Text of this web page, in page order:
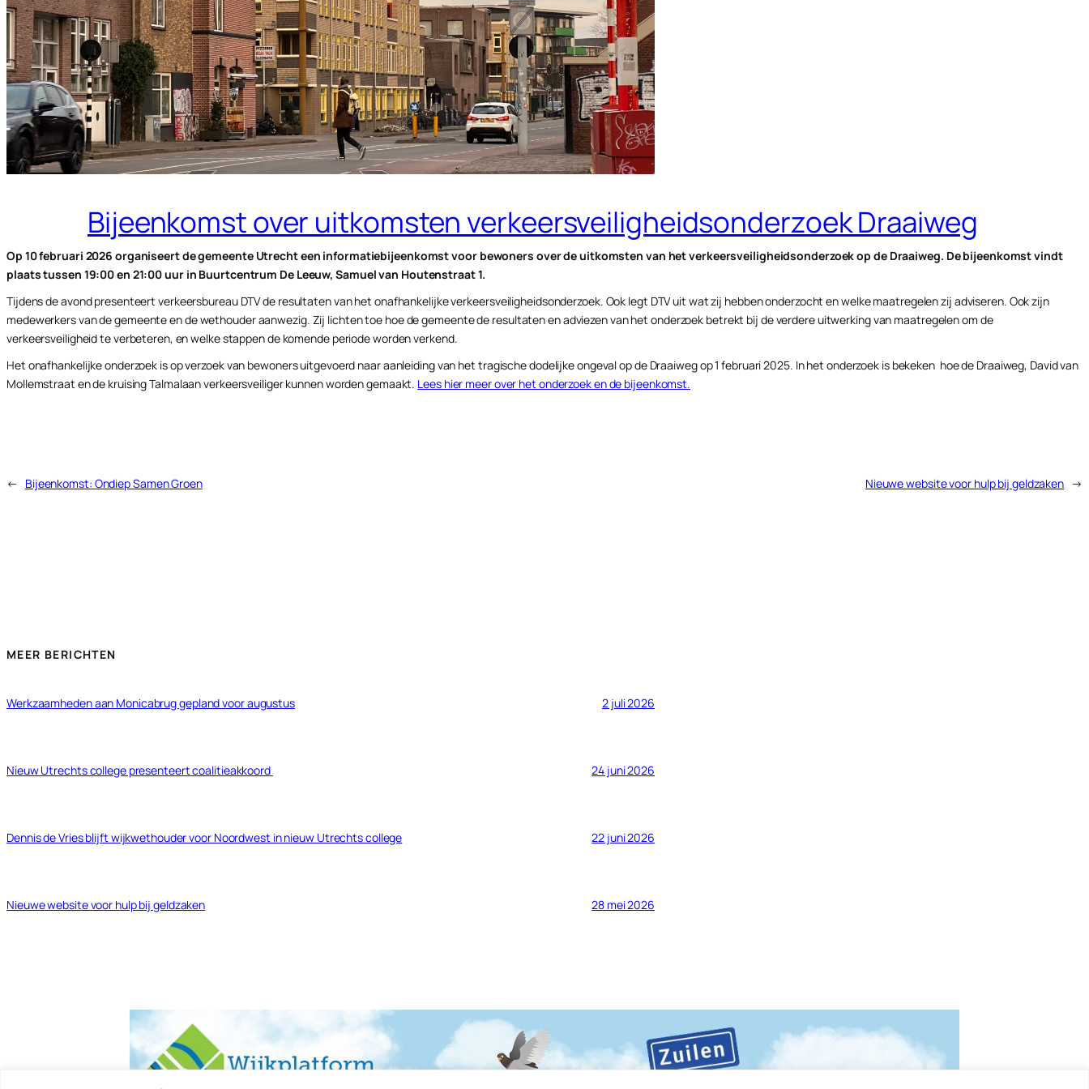
Bijeenkomst over uitkomsten verkeersveiligheidsonderzoek Draaiweg
Op 10 februari 2026 organiseert de gemeente Utrecht een informatiebijeenkomst voor bewoners over de uitkomsten van het verkeersveiligheidsonderzoek op de Draaiweg. De bijeenkomst vindt
plaats tussen 19:00 en 21:00 uur in Buurtcentrum De Leeuw, Samuel van Houtenstraat 1.
Tijdens de avond presenteert verkeersbureau DTV de resultaten van het onafhankelijke verkeersveiligheidsonderzoek. Ook legt DTV uit wat zij hebben onderzocht en welke maatregelen zij adviseren. Ook zijn
medewerkers van de gemeente en de wethouder aanwezig. Zij lichten toe hoe de gemeente de resultaten en adviezen van het onderzoek betrekt bij de verdere uitwerking van maatregelen om de
verkeersveiligheid te verbeteren, en welke stappen de komende periode worden verkend.
Het onafhankelijke onderzoek is op verzoek van bewoners uitgevoerd naar aanleiding van het tragische dodelijke ongeval op de Draaiweg op 1 februari 2025. In het onderzoek is bekeken hoe de Draaiweg, David van
Mollemstraat en de kruising Talmalaan verkeersveiliger kunnen worden gemaakt. Lees hier meer over het onderzoek en de bijeenkomst.
← Bijeenkomst: Ondiep Samen Groen Nieuwe website voor hulp bij geldzaken →
MEER BERICHTEN
Werkzaamheden aan Monicabrug gepland voor augustus 2 juli 2026
Nieuw Utrechts college presenteert coalitieakkoord 24 juni 2026
Dennis de Vries blijft wijkwethouder voor Noordwest in nieuw Utrechts college 22 juni 2026
Nieuwe website voor hulp bij geldzaken 28 mei 2026